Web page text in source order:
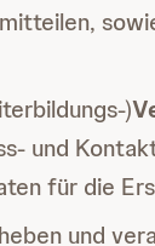
)
und
für die
und